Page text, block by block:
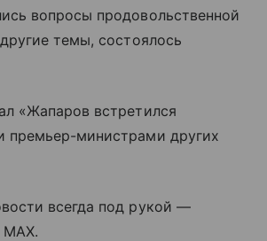
вопросы продовольственной
темы, состоялось
«Жапаров встретился
министрами других
всегда под рукой —